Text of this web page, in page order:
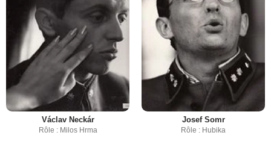
Václav Neckár
Rôle : Milos Hrma
Josef Somr
Rôle : Hubika